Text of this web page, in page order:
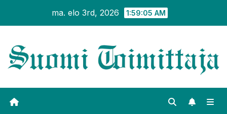
ma. elo 3rd, 2026 1:59:06 AM